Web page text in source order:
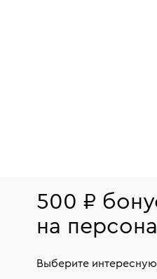
500 ₽
на
Выберите